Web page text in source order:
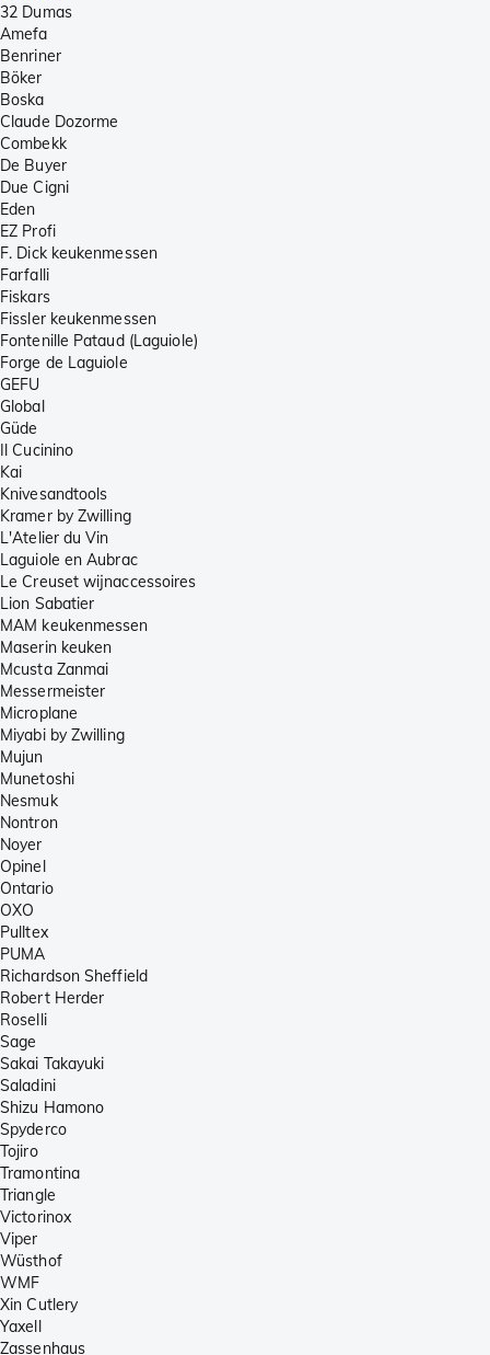
32 Dumas
Amefa
Benriner
Böker
Boska
Claude Dozorme
Combekk
De Buyer
Due Cigni
Eden
EZ Profi
F. Dick keukenmessen
Farfalli
Fiskars
Fissler keukenmessen
Fontenille Pataud (Laguiole)
Forge de Laguiole
GEFU
Global
Güde
Il Cucinino
Kai
Knivesandtools
Kramer by Zwilling
L'Atelier du Vin
Laguiole en Aubrac
Le Creuset wijnaccessoires
Lion Sabatier
MAM keukenmessen
Maserin keuken
Mcusta Zanmai
Messermeister
Microplane
Miyabi by Zwilling
Mujun
Munetoshi
Nesmuk
Nontron
Noyer
Opinel
Ontario
OXO
Pulltex
PUMA
Richardson Sheffield
Robert Herder
Roselli
Sage
Sakai Takayuki
Saladini
Shizu Hamono
Spyderco
Tojiro
Tramontina
Triangle
Victorinox
Viper
Wüsthof
WMF
Xin Cutlery
Yaxell
Zassenhaus